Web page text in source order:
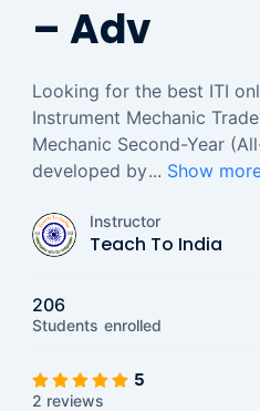
– Adv
Looking for the best ITI
Instrument Mechanic
Mechanic Second-Year
developed by... Show
Instructor
Teach To India
206
Students enrolled
5
2 reviews